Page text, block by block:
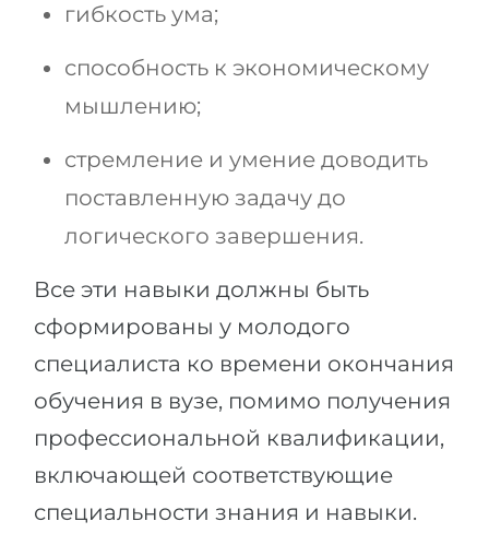
гибкость ума;
способность к экономическому
мышлению;
стремление и умение доводить
поставленную задачу до
логического завершения.
Все эти навыки должны быть
сформированы у молодого
специалиста ко времени окончания
обучения в вузе, помимо получения
профессиональной квалификации,
включающей соответствующие
специальности знания и навыки.